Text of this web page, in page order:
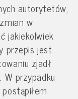
autorytetów,
w
jakiekolwiek
przepis jest
zjadł
przypadku